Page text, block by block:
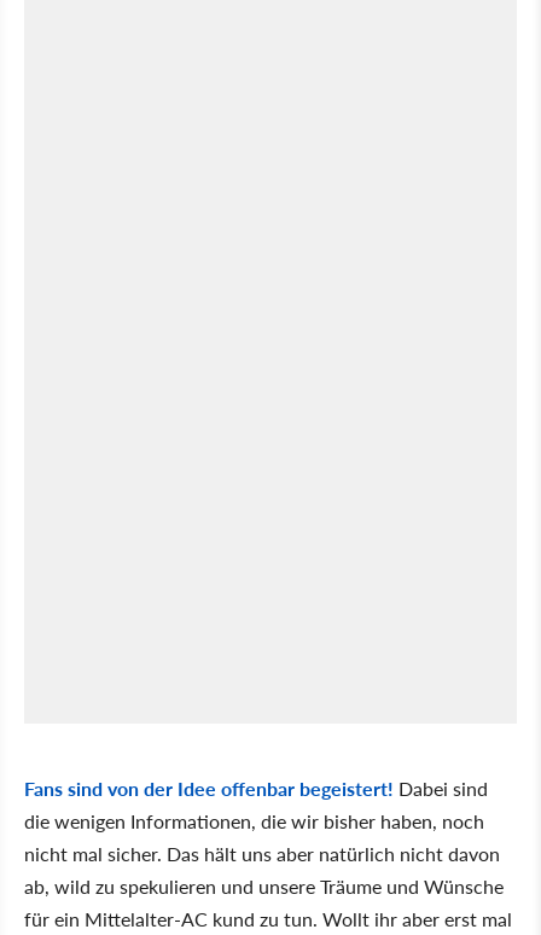
Fans sind von der Idee offenbar begeistert! Dabei sind
die wenigen Informationen, die wir bisher haben, noch
nicht mal sicher. Das hält uns aber natürlich nicht davon
ab, wild zu spekulieren und unsere Träume und Wünsche
für ein Mittelalter-AC kund zu tun. Wollt ihr aber erst mal